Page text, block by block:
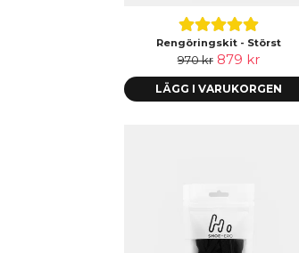
Rengöringskit - Störst
970 kr 879 kr
LÄGG I VARUKORGEN